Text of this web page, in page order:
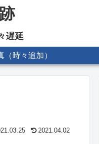
遅延
（時々追加）
2021.04.02